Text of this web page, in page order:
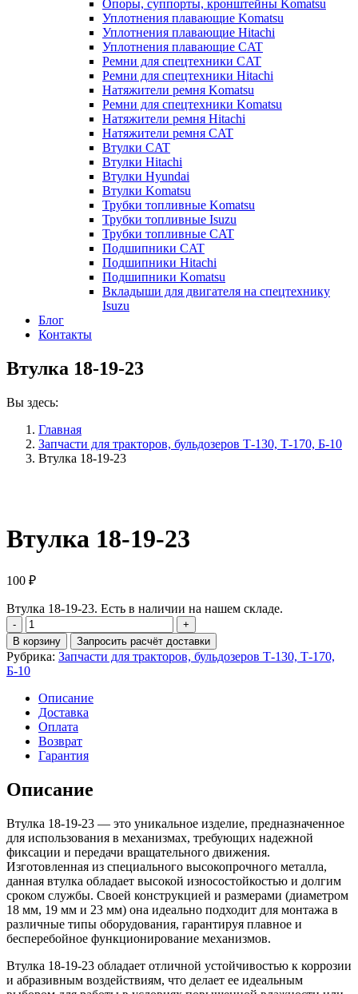
Опоры, суппорты, кронштейны Komatsu
Уплотнения плавающие Komatsu
Уплотнения плавающие Hitachi
Уплотнения плавающие CAT
Ремни для спецтехники CAT
Ремни для спецтехники Hitachi
Натяжители ремня Komatsu
Ремни для спецтехники Komatsu
Натяжители ремня Hitachi
Натяжители ремня CAT
Втулки CAT
Втулки Hitachi
Втулки Hyundai
Втулки Komatsu
Трубки топливные Komatsu
Трубки топливные Isuzu
Трубки топливные CAT
Подшипники CAT
Подшипники Hitachi
Подшипники Komatsu
Вкладыши для двигателя на спецтехнику
Isuzu
Блог
Контакты
Втулка 18-19-23
Вы здесь:
Главная
Запчасти для тракторов, бульдозеров Т-130, Т-170, Б-10
Втулка 18-19-23
Втулка 18-19-23
100 ₽
Втулка 18-19-23. Есть в наличии на нашем складе.
Количество
Втулка
18-
19-
23
В корзину Запросить расчёт доставки
Рубрика: Запчасти для тракторов, бульдозеров Т-130, Т-170,
Б-10
Описание
Доставка
Оплата
Возврат
Гарантия
Описание
Втулка 18-19-23 — это уникальное изделие, предназначенное
для использования в механизмах, требующих надежной
фиксации и передачи вращательного движения.
Изготовленная из специального высокопрочного металла,
данная втулка обладает высокой износостойкостью и долгим
сроком службы. Своей конструкцией и размерами (диаметром
18 мм, 19 мм и 23 мм) она идеально подходит для монтажа в
различные типы оборудования, гарантируя плавное и
бесперебойное функционирование механизмов.
Втулка 18-19-23 обладает отличной устойчивостью к коррозии
и абразивным воздействиям, что делает ее идеальным